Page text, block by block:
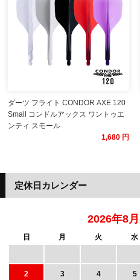
ダーツ フライト CONDOR AXE 120
Small コンドルアックス ワントゥエ
ンティ スモール
1,680 円
定休日カレンダー
2026年8
日 月 火 水
2
3 4 5